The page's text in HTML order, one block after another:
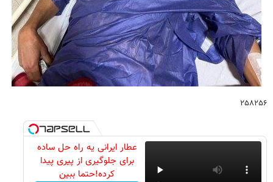
۲۵۸۲۵۶
عطار ایرانی یه راه حل ساده
برای جلوگیری از پیری پیدا
کرده!حتما ببین